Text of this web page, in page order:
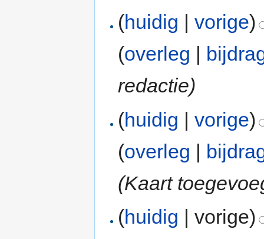
(huidig |vorige)
(overleg
redactie)
(huidig |vorige)
(overleg |
(Kaart
(huidig | vorige)